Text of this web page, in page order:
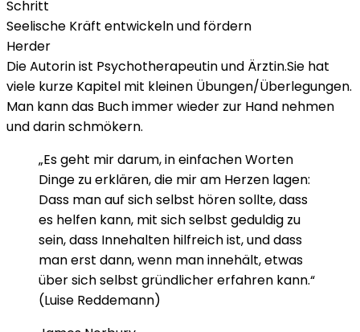
Schritt
Seelische Kräft entwickeln und fördern
Herder
Die Autorin ist Psychotherapeutin und Ärztin.Sie hat
viele kurze Kapitel mit kleinen Übungen/Überlegungen.
Man kann das Buch immer wieder zur Hand nehmen
und darin schmökern.
„Es geht mir darum, in einfachen Worten
Dinge zu erklären, die mir am Herzen lagen:
Dass man auf sich selbst hören sollte, dass
es helfen kann, mit sich selbst geduldig zu
sein, dass Innehalten hilfreich ist, und dass
man erst dann, wenn man innehält, etwas
über sich selbst gründlicher erfahren kann.“
(Luise Reddemann)